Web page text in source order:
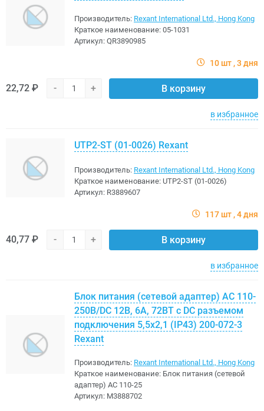
Производитель: Rexant International Ltd., Hong Kong
Краткое наименование: 05-1031
Артикул: QR3890985
10 шт 3 дня
22,72 ₽ - + В корзину
в избранное
UTP2-ST (01-0026) Rexant
Производитель: Rexant International Ltd., Hong Kong
Краткое наименование: UTP2-ST (01-0026)
Артикул: R3889607
117 шт 4 дня
40,77 ₽ - + В корзину
в избранное
Блок питания (сетевой адаптер) AC 110-
250В/DC 12В, 6А, 72ВТ с DC разъемом
подключения 5,5x2,1 (IP43) 200-072-3
Rexant
Производитель: Rexant International Ltd., Hong Kong
Краткое наименование: Блок питания (сетевой
адаптер) AC 110-25
Артикул: M3888702